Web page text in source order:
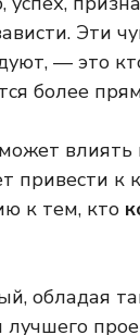
Эти
— это
более
к
к тем, кто
обладая